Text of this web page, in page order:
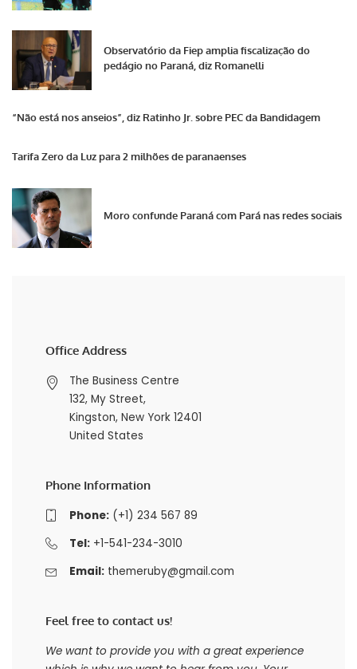
Observatório da Fiep amplia fiscalização do
pedágio no Paraná, diz Romanelli
“Não está nos anseios”, diz Ratinho Jr. sobre PEC da Bandidagem
Tarifa Zero da Luz para 2 milhões de paranaenses
Moro confunde Paraná com Pará nas redes sociais
Office Address
The Business Centre
132, My Street,
Kingston, New York 12401
United States
Phone Information
Phone:(+1) 234 567 89
Tel:+1-541-234-3010
Email: themeruby@gmail.com
Feel free to contact us!
We want to provide you with a great experience